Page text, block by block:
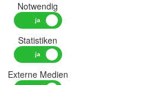
Notwendig
Statistiken
Externe Medien